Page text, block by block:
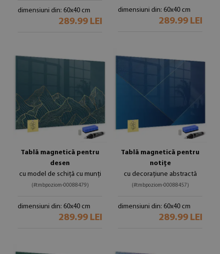
dimensiuni din: 60x40 cm
289.99 LEI
dimensiuni din: 60x40 cm
289.99 LEI
Tablă magnetică pentru
desen
cu model de schiță cu munți
(#tmbpoziom-00088479)
dimensiuni din: 60x40 cm
289.99 LEI
Tablă magnetică pentru
notițe
cu decorațiune abstractă
(#tmbpoziom-00088457)
dimensiuni din: 60x40 cm
289.99 LEI